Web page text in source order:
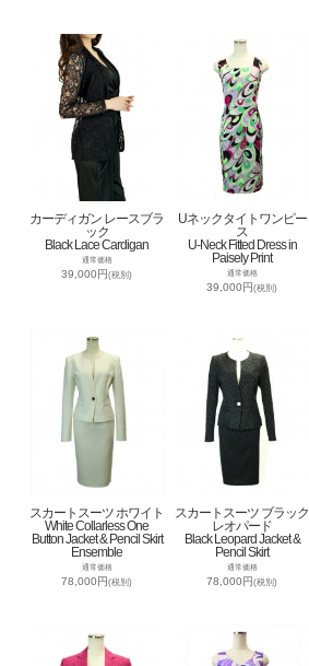
カーディガン レースブラ
ック
Black Lace Cardigan
通常価格
39,000円(税別)
Uネックタイトワンピー
ス
U-Neck Fitted Dress in
Paisely Print
通常価格
39,000円(税別)
スカートスーツ ホワイト
White Collarless One
Button Jacket & Pencil Skirt
Ensemble
通常価格
78,000円(税別)
スカートスーツ ブラック
レオパード
Black Leopard Jacket &
Pencil Skirt
通常価格
78,000円(税別)